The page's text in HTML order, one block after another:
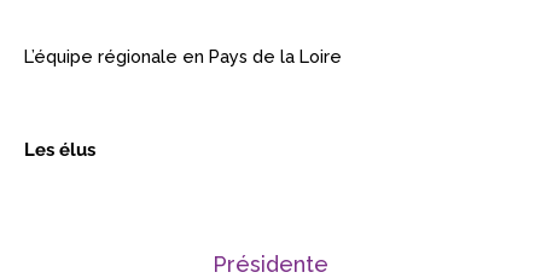
L’équipe régionale en Pays de la Loire
Les élus
Présidente